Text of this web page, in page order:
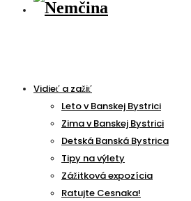
Vidieť a zažiť
Leto v Banskej Bystrici
Zima v Banskej Bystrici
Detská Banská Bystrica
Tipy na výlety
Zážitková expozícia
Ratujte Cesnaka!